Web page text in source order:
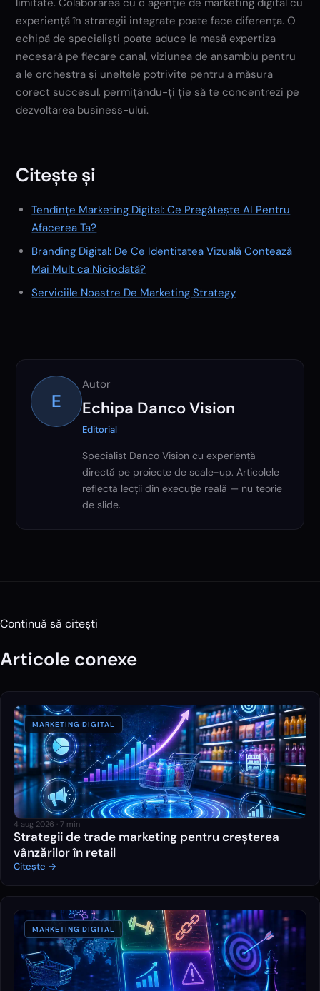
limitate. Colaborarea cu o agenție de marketing digital cu
experiență în strategii integrate poate face diferența. O
echipă de specialiști poate aduce la masă expertiza
necesară pe fiecare canal, viziunea de ansamblu pentru
a le orchestra și uneltele potrivite pentru a măsura
corect succesul, permițându-ți ție să te concentrezi pe
dezvoltarea business-ului.
Citește și
Tendințe Marketing Digital: Ce Pregătește AI Pentru
Afacerea Ta?
Branding Digital: De Ce Identitatea Vizuală Contează
Mai Mult ca Niciodată?
Serviciile Noastre De Marketing Strategy
E
Autor
Echipa Danco Vision
Editorial
Specialist Danco Vision cu experiență
directă pe proiecte de scale-up. Articolele
reflectă lecții din execuție reală — nu teorie
de slide.
Continuă să citești
Articole conexe
MARKETING DIGITAL
4 aug 2026 · 7 min
Strategii de trade marketing pentru creșterea
vânzărilor în retail
Citește →
MARKETING DIGITAL